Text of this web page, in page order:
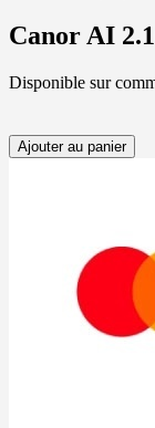
Canor AI
Disponible sur
Ajouter au panier